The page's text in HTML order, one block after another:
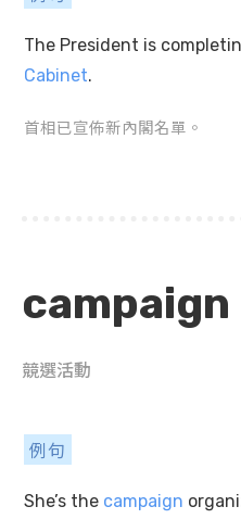
The President is
Cabinet.
首相已宣佈新內閣名單。
campaign
競選活動
例句
She’s the campaign